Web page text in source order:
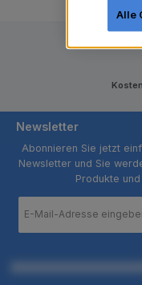
Newsletter
Abonnieren Sie jetzt
Newsletter und Sie
Produkte
Mail-
Alle